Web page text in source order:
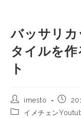
バッサリ
タイルを
ト
imesto
イメチェン